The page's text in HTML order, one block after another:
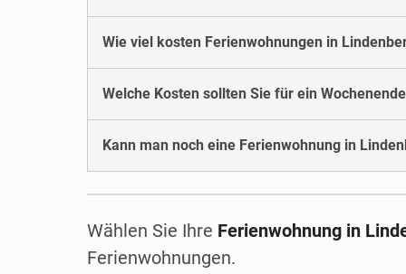
Wie viel kosten Ferienwohnungen in
Welche Kosten sollten Sie für ein
Kann man noch eine Ferienwohnung in
Wählen Sie Ihre Ferienwohnung in
Ferienwohnungen.